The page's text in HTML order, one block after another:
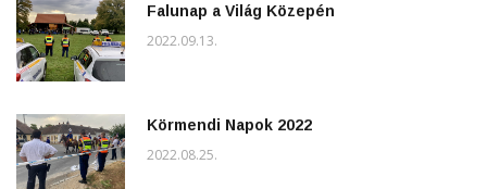
Falunap a Világ Közepén
2022.09.13.
Körmendi Napok 2022
2022.08.25.